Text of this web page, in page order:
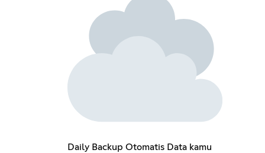
Daily Backup Otomatis Data kamu